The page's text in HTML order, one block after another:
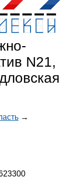
N21,
→